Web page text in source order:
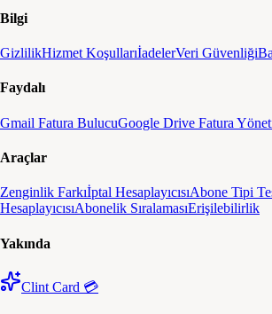
Bilgi
GizlilikHizmet KoşullarıİadelerVeri Güvenliği
Faydalı
Gmail Fatura BulucuGoogle Drive Fatura
Araçlar
Zenginlik Farkıİptal HesaplayıcısıAbone Tipi
HesaplayıcısıAbonelik SıralamasıErişilebilirlik
Yakında
Clint Card 💳